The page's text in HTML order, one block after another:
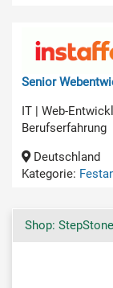
Senior
IT | Web-
Berufserfahrung
Deutschland
Kategorie:
Shop: StepStone